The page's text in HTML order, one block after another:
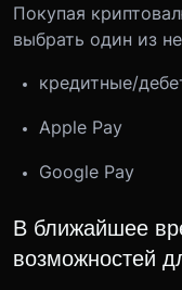
Покупая
выбрать один из
кредитные/
Apple Pay
Google Pay
В ближайшее
возможностей